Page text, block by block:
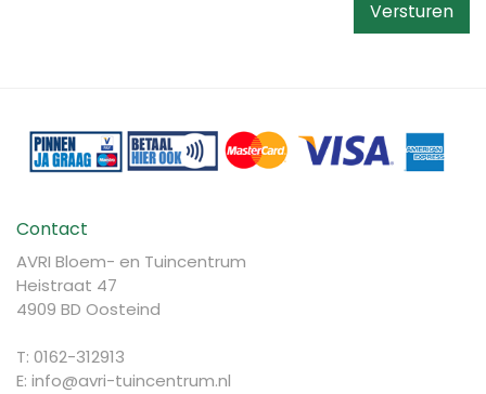
Contact
AVRI Bloem- en Tuincentrum
Heistraat 47
4909 BD Oosteind
T: 0162-312913
E: info@avri-tuincentrum.nl